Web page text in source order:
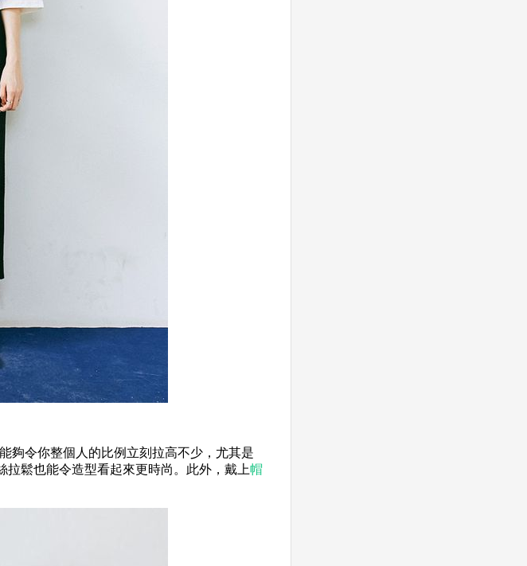
夠令你整個人的比例立刻拉高不少，尤其是
拉鬆也能令造型看起來更時尚。此外，戴上帽